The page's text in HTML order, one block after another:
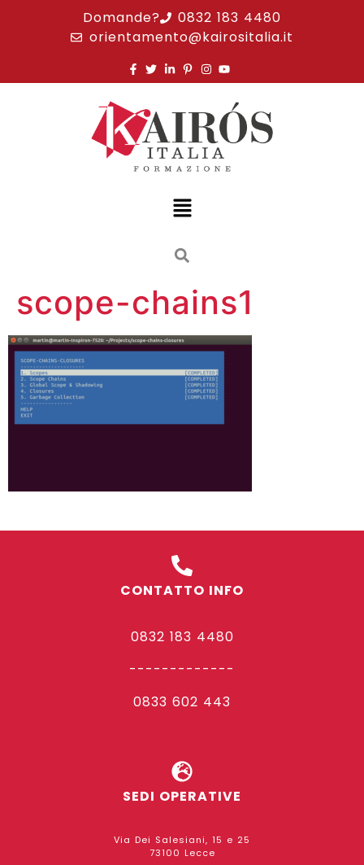
Domande?
0832 183 4480
orientamento@kairositalia.it
scope-chains1
CONTATTO INFO
0832 183 4480
-------------
0833 602 443
SEDI OPERATIVE
Via Dei Salesiani, 15 e 25
73100 Lecce